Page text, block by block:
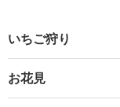
いちご狩り
お花見